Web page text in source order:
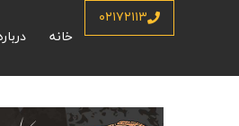
۰۲۱۷۲۱۱۳
خانه